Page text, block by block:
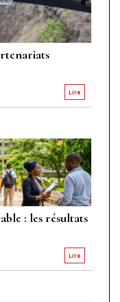
Lire
: les résultats
Lire